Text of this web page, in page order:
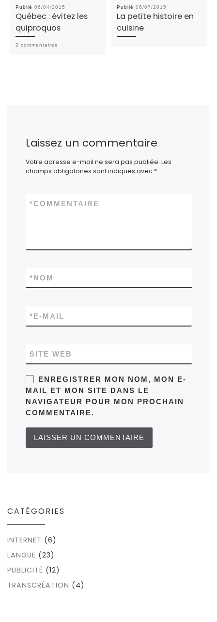
Publié 06/04/2015
Québec : évitez les
quiproquos
2 commentaires
Publié 06/07/2015
La petite histoire en
cuisine
Laissez un commentaire
Votre adresse e-mail ne sera pas publiée. Les
champs obligatoires sont indiqués avec *
COMMENTAIRE
*
NOM
*
E-MAIL
*
SITE WEB
ENREGISTRER MON NOM, MON E-
MAIL ET MON SITE DANS LE
NAVIGATEUR POUR MON PROCHAIN
COMMENTAIRE.
CATÉGORIES
INTERNET (6)
LANGUE (23)
PUBLICITÉ (12)
TRANSCRÉATION (4)